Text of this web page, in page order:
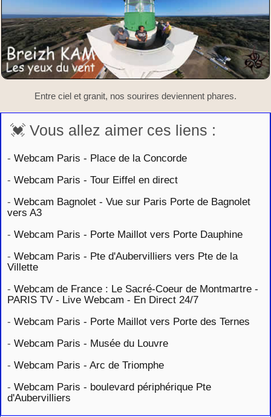
Entre ciel et granit, nos sourires deviennent phares.
💓 Vous allez aimer ces liens :
- Webcam Paris - Place de la Concorde
- Webcam Paris - Tour Eiffel en direct
- Webcam Bagnolet - Vue sur Paris Porte de Bagnolet
vers A3
- Webcam Paris - Porte Maillot vers Porte Dauphine
- Webcam Paris - Pte d'Aubervilliers vers Pte de la
Villette
- Webcam de France : Le Sacré-Coeur de Montmartre -
PARIS TV - Live Webcam - En Direct 24/7
- Webcam Paris - Porte Maillot vers Porte des Ternes
- Webcam Paris - Musée du Louvre
- Webcam Paris - Arc de Triomphe
- Webcam Paris - boulevard périphérique Pte
d'Aubervilliers